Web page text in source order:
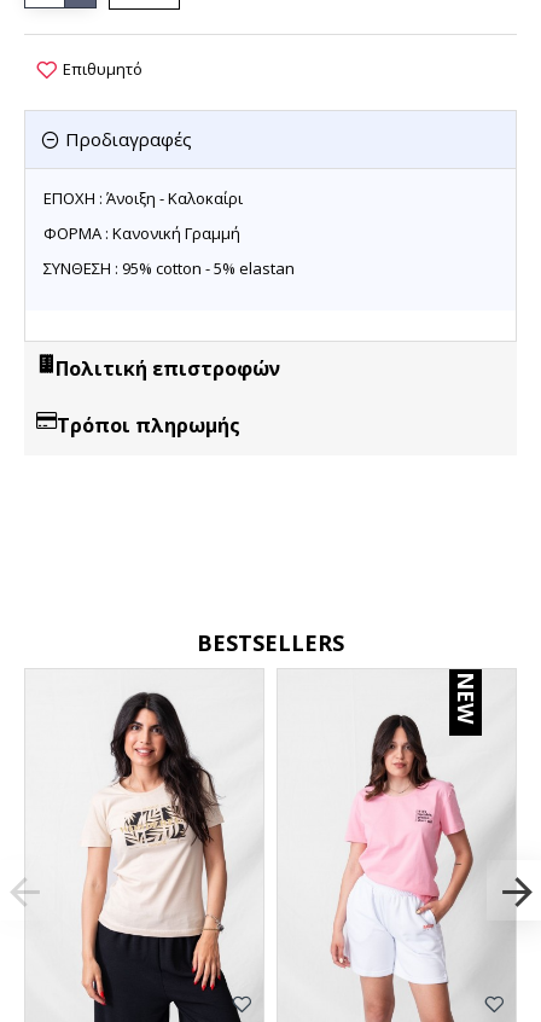
Επιθυμητό
Πολιτική επιστροφών
Τρόποι πληρωμής
Προδιαγραφές
ΕΠΟΧΗ : Άνοιξη - Καλοκαίρι
ΦΟΡΜΑ : Κανονική Γραμμή
ΣΥΝΘΕΣΗ : 95% cotton - 5% elastan
BESTSELLERS
NEW